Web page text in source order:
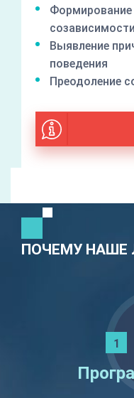
Формирование
созависимости
Выявление
поведения
Преодоление
ПОЧЕМУ НАШЕ